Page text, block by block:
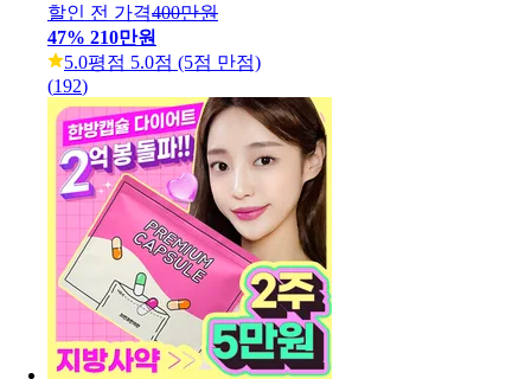
할인 전 가격400만원
47% 210만원
5.0평점 5.0점 (5점 만점)
(192)